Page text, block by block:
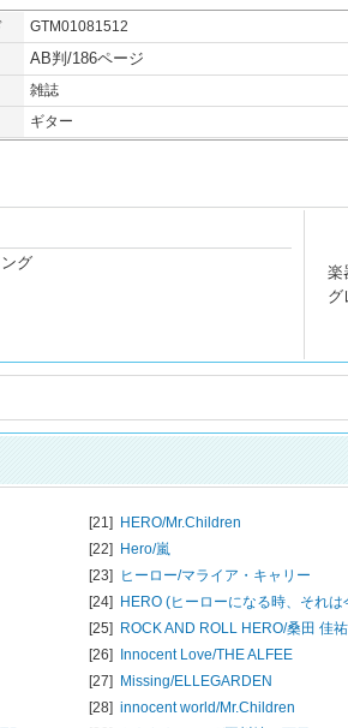
GTM01081512
AB判/186ページ
雑誌
ギター
グ
楽
グ
[21] HERO/Mr.Children
[22] Hero/嵐
[23] ヒーロー/マライア・キャリー
[24] HERO (ヒーローになる時、それは
[25] ROCK AND ROLL HERO/桑田 佳祐
[26] Innocent Love/THE ALFEE
[27] Missing/ELLEGARDEN
[28] innocent world/Mr.Children